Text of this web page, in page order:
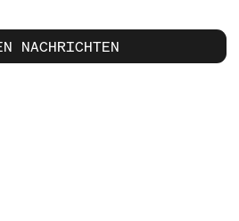
NACHRICHTEN